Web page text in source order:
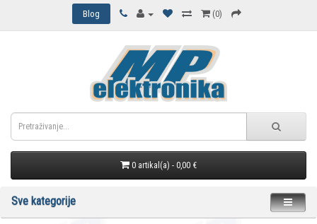
Blog (0)
0 artikal(a) - 0,00 €
Sve kategorije